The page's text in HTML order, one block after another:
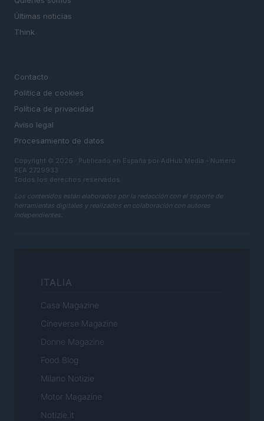
Últimas noticias
Think
Contacto
Politica de cookies
Política de privacidad
Aviso legal
Procesamiento de datos
Copyright © 2026 · Publicado en España por AdHub Media - Numero
REA 2729933
Todos los derechos reservados
Los contenidos están elaborados por la redacción con el soporte de
herramientas digitales y realizados en colaboración con autores
independientes.
ITALIA
Casa Magazine
Cineverse Magazine
Donne Magazine
Food Blog
Milano Notizie
Motor Magazine
Notizie.it